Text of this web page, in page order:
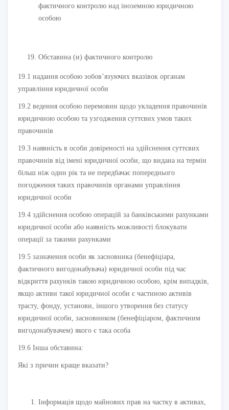
фактичного контролю над іноземною юридичною
особою
Обставина (и) фактичного контролю
19.1 надання особою зобов’язуючих вказівок органам
управління юридичної особи
19.2 ведення особою перемовин щодо укладення правочинів
юридичною особою та узгодження суттєвих умов таких
правочинів
19.3 наявність в особи довіреності на здійснення суттєвих
правочинів від імені юридичної особи, що видана на термін
більш ніж один рік та не передбачає попереднього
погодження таких правочинів органами управління
юридичної особи
19.4 здійснення особою операцій за банківськими рахунками
юридичної особи або наявність можливості блокувати
операції за такими рахунками
19.5 зазначення особи як засновника (бенефіціара,
фактичного вигодонабувача) юридичної особи під час
відкриття рахунків такою юридичною особою, крім випадків,
якщо активи такої юридичної особи є частиною активів
трасту, фонду, установи, іншого утворення без статусу
юридичної особи, засновником (бенефіціаром, фактичним
вигодонабувачем) якого є така особа
19.6 Інша обставина:
Які з причин краще вказати?
Інформація щодо майнових прав на частку в активах,